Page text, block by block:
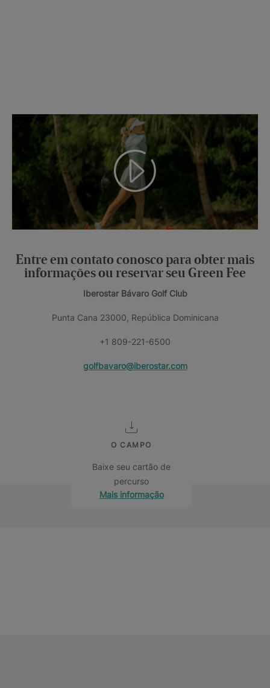
Entre em contato conosco para obter mais
informações ou reservar seu Green Fee
Iberostar Bávaro Golf Club
Punta Cana 23000, República Dominicana
+1 809-221-6500
golfbavaro@iberostar.com
O CAMPO
Baixe seu cartão de
percurso
Mais informação